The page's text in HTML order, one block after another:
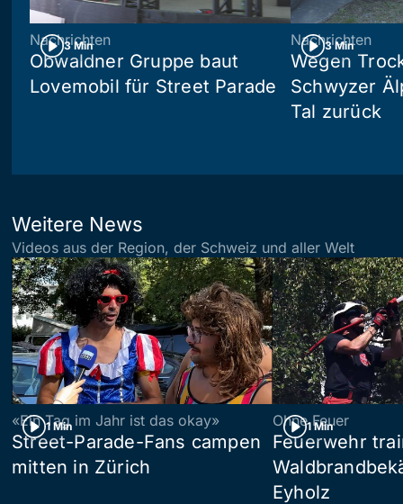
3 Min
Nachrichten
Obwaldner Gruppe baut
Lovemobil für Street Parade
3 Min
Nachrichten
Wegen
Schwyzer
Tal zurück
Weitere News
Videos aus der Region, der Schweiz und aller Welt
1 Min
«Ein Tag im Jahr ist das okay»
Street-Parade-Fans campen
mitten in Zürich
1 Min
Ohne Feuer
Feuerwehr
Eyholz